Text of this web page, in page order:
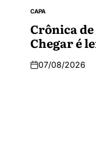
CAPA
Crônica
Chegar é
07/08/2026